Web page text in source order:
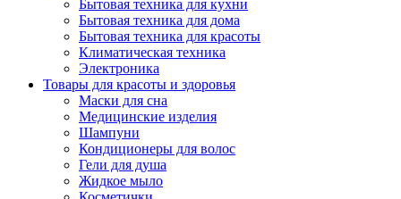
Бытовая техника для кухни
Бытовая техника для дома
Бытовая техника для красоты
Климатическая техника
Электроника
Товары для красоты и здоровья
Маски для сна
Медицинские изделия
Шампуни
Кондиционеры для волос
Гели для душа
Жидкое мыло